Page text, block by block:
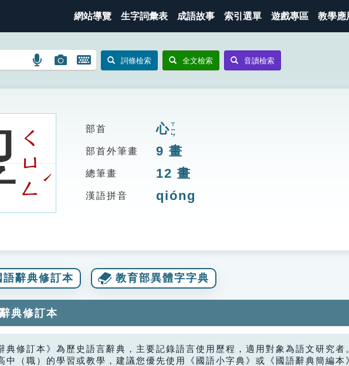
網站導覽 生字詞彙表 成語故事 索引選單 遊戲專區 教學應
語
搜
圖
圖
搜
開
鍵
示
詞條檢索 全文檢索 音讀檢索
ㄑ
ㄩ
ㄥ
ˊ
部首 心ㄒㄧㄣ
部首外筆畫 9 畫
總筆畫 12 畫
漢語拼音 qióng
辭典修訂本 教育部異體字字典
典修訂本
典修訂本》為歷史語言辭典，主要記錄語言使用歷程，適用對象為語文研究者
中（職）的學習或教學，建議您優先使用《國語小字典》或《國語辭典簡編本